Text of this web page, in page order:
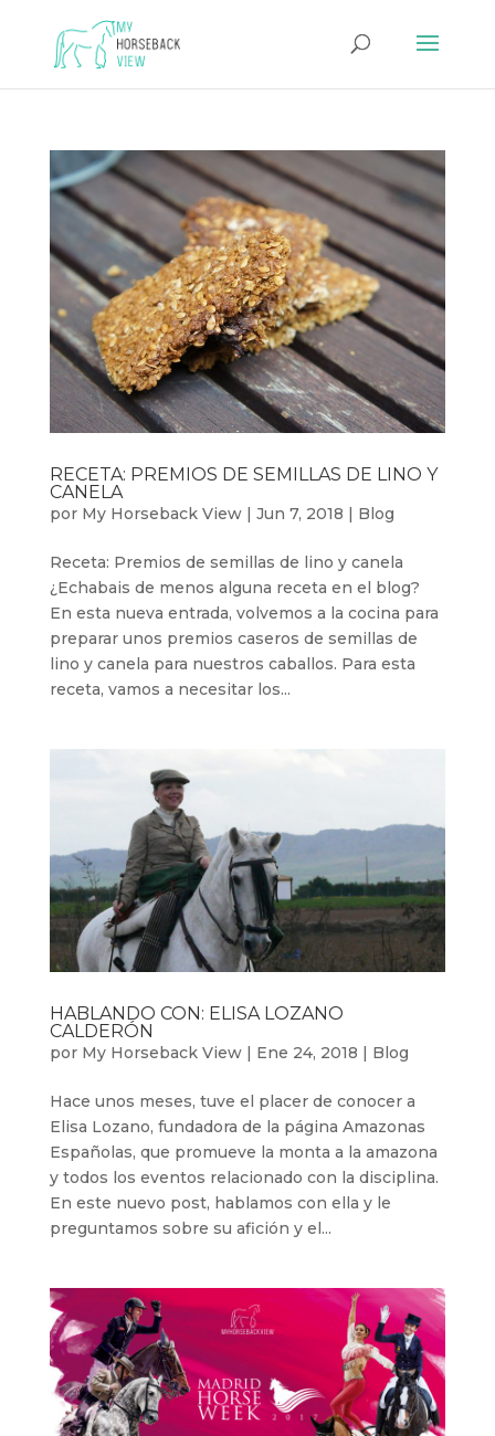
RECETA: PREMIOS DE SEMILLAS DE LINO Y
CANELA
por My Horseback View| Jun 7, 2018 | Blog
Receta: Premios de semillas de lino y canela
¿Echabais de menos alguna receta en el blog?
En esta nueva entrada, volvemos a la cocina para
preparar unos premios caseros de semillas de
lino y canela para nuestros caballos. Para esta
receta, vamos a necesitar los...
HABLANDO CON: ELISA LOZANO
CALDERÓN
por My Horseback View| Ene 24, 2018 | Blog
Hace unos meses, tuve el placer de conocer a
Elisa Lozano, fundadora de la página Amazonas
Españolas, que promueve la monta a la amazona
y todos los eventos relacionado con la disciplina.
En este nuevo post, hablamos con ella y le
preguntamos sobre su afición y el...